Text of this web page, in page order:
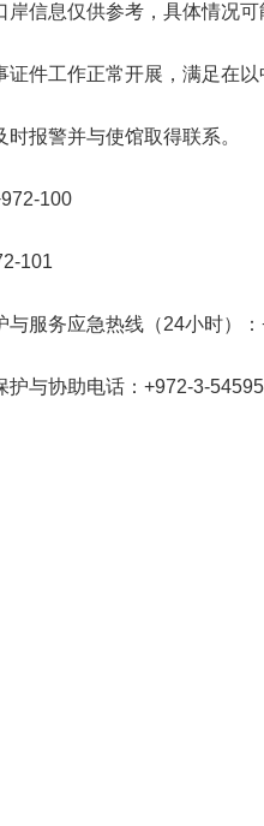
岸信息仅供参考，具体情况
证件工作正常开展，满足在
报警并与使馆取得联系。
100
101
与服务应急热线（24小时）
护与协助电话：+972-3-